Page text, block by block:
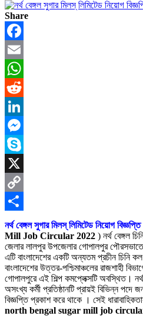
Share
Facebook
Email
WhatsApp
Reddit
LinkedIn
Messenger
Skype
X
Copy
Link
Share
নর্থ বেঙ্গল সুগার মিলস্ লিমিটেড নিয়োগ
Mill Job Circular 2022 ) নর্থ বেঙ্গল
জেলার লালপুর উপজেলার গোপালপুর পৌরসভাতে
এটি বাংলাদেশের একটি অন্যতম প্রচীন চিনি
বাংলাদেশের উত্তর-পশ্চিমাঞ্চলের রাজশাহী
গোপালপুরে এই শিল্প কমপ্লেক্সটি অবস্থিত। নর্থ
অসংখ্য কর্মী প্রতিষ্ঠানটি প্রায়ই বিভিন্ন
বিজ্ঞপ্তি প্রকাশ করে থাকে । সেই
north bengal sugar mill job